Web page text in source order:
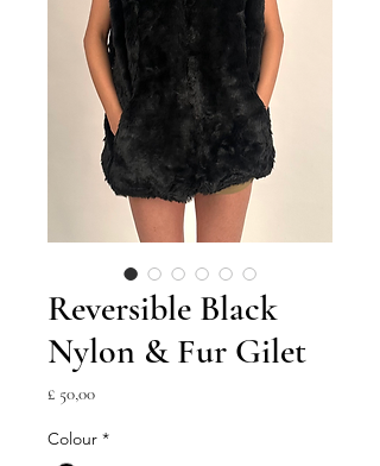
Reversible Black
Nylon & Fur Gilet
£ 50,00Prijs
Colour *